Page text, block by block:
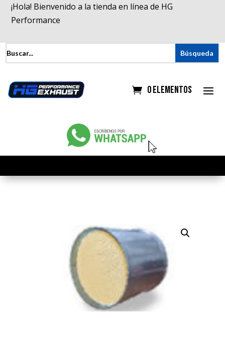
¡Hola! Bienvenido a la tienda en línea de HG
Performance
0 elementos